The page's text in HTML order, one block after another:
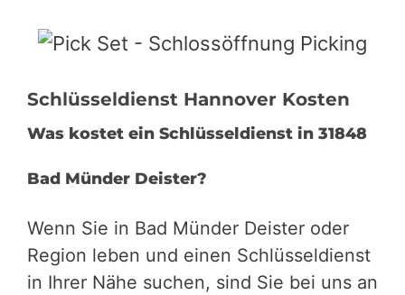
Schlüsseldienst Hannover Kosten
Was kostet ein Schlüsseldienst in 31848
Bad Münder Deister?
Wenn Sie in Bad Münder Deister oder
Region leben und einen Schlüsseldienst
in Ihrer Nähe suchen, sind Sie bei uns an